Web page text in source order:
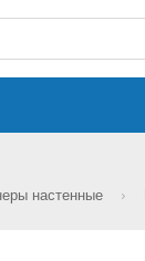
настенные